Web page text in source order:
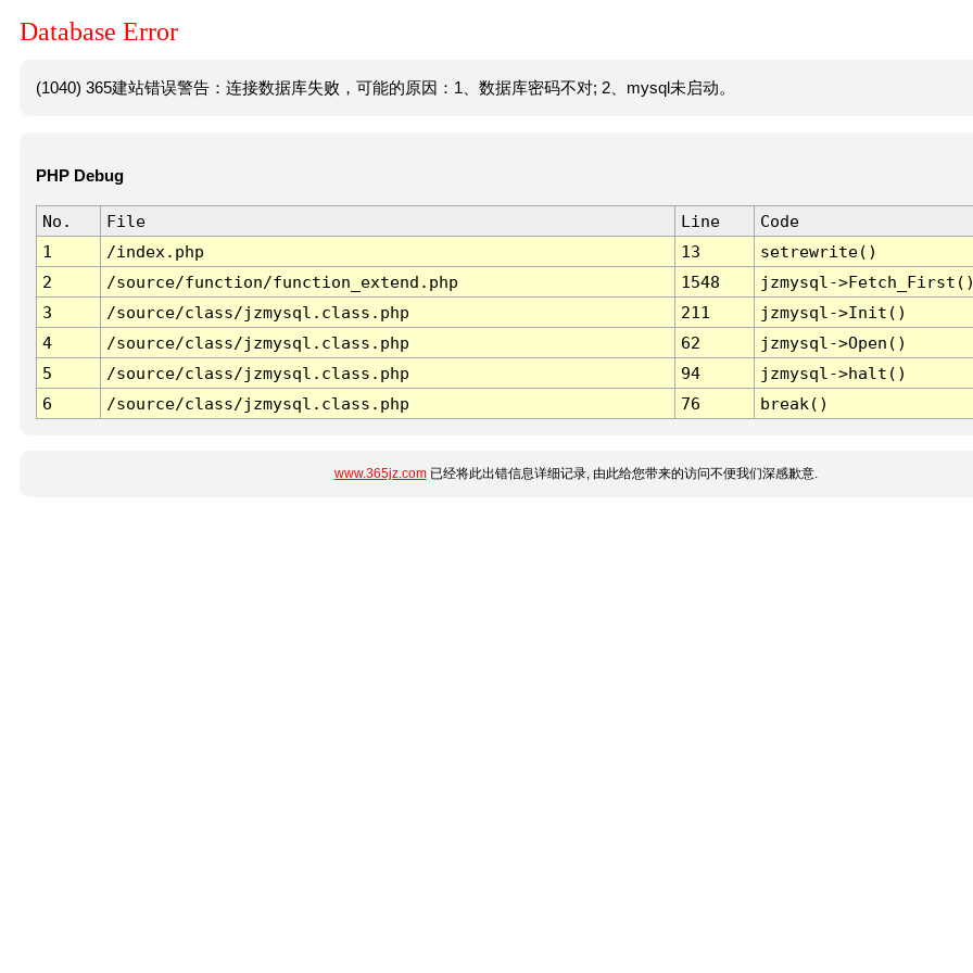
Database Error
(1040) 365建站错误警告：连接数据库失败，可能的原因：1、数据库密码不对; 2、mysql未启动。
PHP Debug
No. File Line
Code
1
/index.php 13
setrewrite()
2
/source/function/function_extend.php 1548
jzmysql-
3
/source/class/jzmysql.class.php 211
jzmysql->Init()
4
/source/class/jzmysql.class.php 62
jzmysql->Open()
5
/source/class/jzmysql.class.php 94
jzmysql->halt()
6
/source/class/jzmysql.class.php 76 break()
www.365jz.com已经将此出错信息详细记录, 由此给您带来的访问不便我们深感歉意.